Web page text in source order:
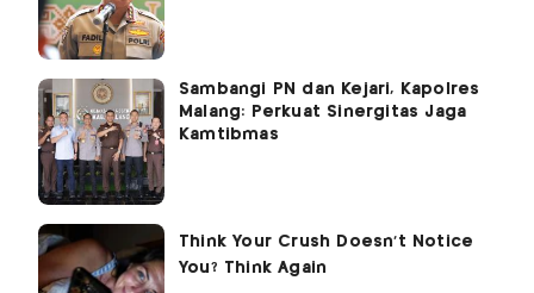
Sambangi PN dan Kejari, Kapolres
Malang: Perkuat Sinergitas Jaga
Kamtibmas